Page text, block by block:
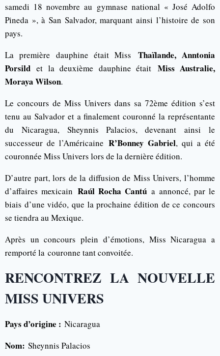
samedi 18 novembre au gymnase national « José Adolfo
Pineda », à San Salvador, marquant ainsi l’histoire de son
pays.
La première dauphine était Miss Thaïlande, Anntonia
Porsild et la deuxième dauphine était Miss Australie,
Moraya Wilson.
Le concours de Miss Univers dans sa 72ème édition s’est
tenu au Salvador et a finalement couronné la représentante
du Nicaragua, Sheynnis Palacios, devenant ainsi le
successeur de l’Américaine R’Bonney Gabriel, qui a été
couronnée Miss Univers lors de la dernière édition.
D’autre part, lors de la diffusion de Miss Univers, l’homme
d’affaires mexicain Raúl Rocha Cantúa annoncé, par le
biais d’une vidéo, que la prochaine édition de ce concours
se tiendra au Mexique.
Après un concours plein d’émotions, Miss Nicaragua a
remporté la couronne tant convoitée.
RENCONTREZ LA NOUVELLE
MISS UNIVERS
Pays d’origine : Nicaragua
Nom: Sheynnis Palacios